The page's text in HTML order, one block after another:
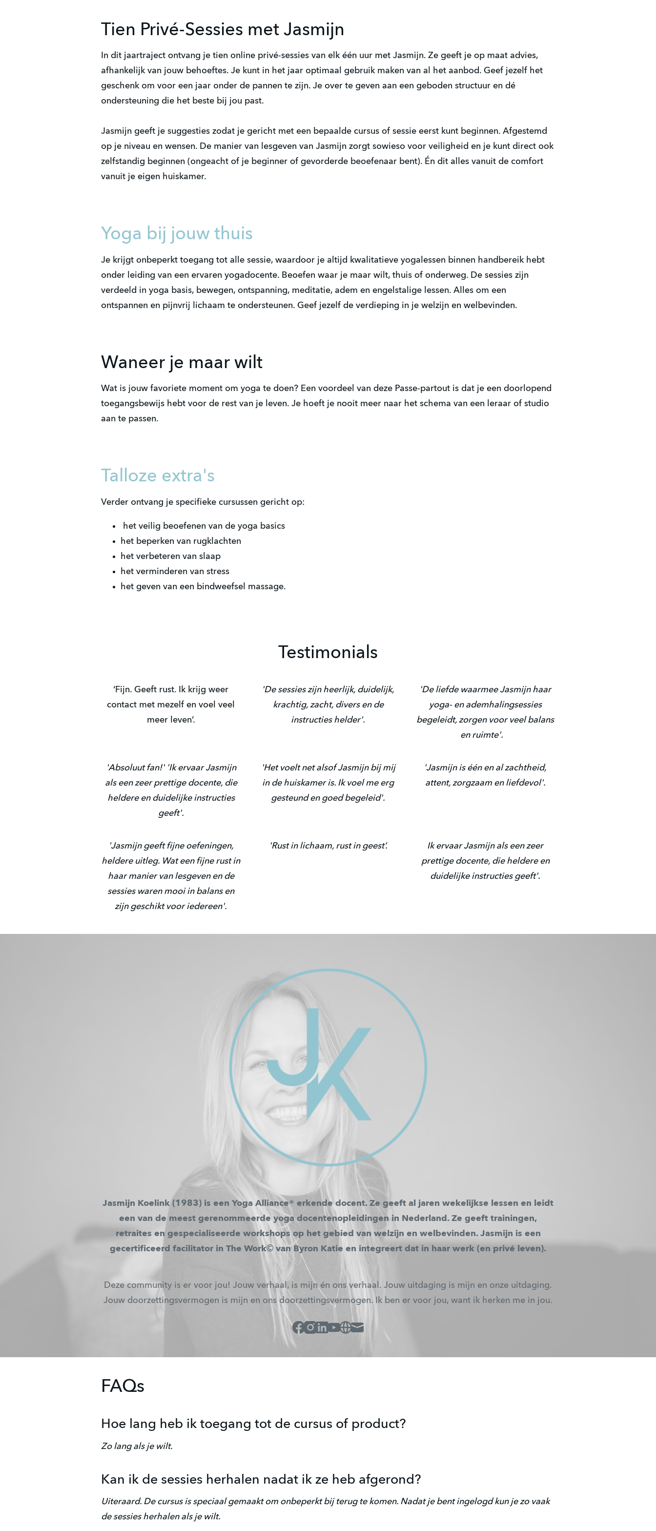
Tien Privé-Sessies met Jasmijn
In dit jaartraject ontvang je tien online privé-sessies van elk één uur met Jasmijn. Ze geeft je op maat advies,
afhankelijk van jouw behoeftes. Je kunt in het jaar optimaal gebruik maken van al het aanbod. Geef jezelf het
geschenk om voor een jaar onder de pannen te zijn. Je over te geven aan een geboden structuur en dé
ondersteuning die het beste bij jou past.
Jasmijn geeft je suggesties zodat je gericht met een bepaalde cursus of sessie eerst kunt beginnen. Afgestemd
op je niveau en wensen. De manier van lesgeven van Jasmijn zorgt sowieso voor veiligheid en je kunt direct ook
zelfstandig beginnen (ongeacht of je beginner of gevorderde beoefenaar bent). Én dit alles vanuit de comfort
vanuit je eigen huiskamer.
Yoga bij jouw thuis
Je krijgt onbeperkt toegang tot alle sessie, waardoor je altijd kwalitatieve yogalessen binnen handbereik hebt
onder leiding van een ervaren yogadocente. Beoefen waar je maar wilt, thuis of onderweg. De sessies zijn
verdeeld in yoga basis, bewegen, ontspanning, meditatie, adem en engelstalige lessen. Alles om een
ontspannen en pijnvrij lichaam te ondersteunen. Geef jezelf de verdieping in je welzijn en welbevinden.
Waneer je maar wilt
Wat is jouw favoriete moment om yoga te doen? Een voordeel van deze Passe-partout is dat je een doorlopend
toegangsbewijs hebt voor de rest van je leven. Je hoeft je nooit meer naar het schema van een leraar of studio
aan te passen.
Talloze extra's
Verder ontvang je specifieke cursussen gericht op:
het veilig beoefenen van de yoga basics
het beperken van rugklachten
het verbeteren van slaap
het verminderen van stress
het geven van een bindweefsel massage.
Testimonials
‘Fijn. Geeft rust. Ik krijg weer
contact met mezelf en voel veel
meer leven’.
'De sessies zijn heerlijk, duidelijk,
krachtig, zacht, divers en de
instructies helder'.
'De liefde waarmee Jasmijn haar
yoga- en ademhalingsessies
begeleidt, zorgen voor veel balans
en ruimte'.
'Absoluut fan!' 'Ik ervaar Jasmijn
als een zeer prettige docente, die
heldere en duidelijke instructies
geeft'.
'Het voelt net alsof Jasmijn bij mij
in de huiskamer is. Ik voel me erg
gesteund en goed begeleid'.
'Jasmijn is één en al zachtheid,
attent, zorgzaam en liefdevol'.
'Jasmijn geeft fijne oefeningen,
heldere uitleg. Wat een fijne rust in
haar manier van lesgeven en de
sessies waren mooi in balans en
zijn geschikt voor iedereen'.
'Rust in lichaam, rust in geest’.
Ik ervaar Jasmijn als een zeer
prettige docente, die heldere en
duidelijke instructies geeft'.
Jasmijn Koelink (1983) is een Yoga Alliance® erkende docent. Ze geeft al jaren wekelijkse lessen en leidt
een van de meest gerenommeerde yoga docentenopleidingen in Nederland. Ze geeft trainingen,
retraites en gespecialiseerde workshops op het gebied van welzijn en welbevinden. Jasmijn is een
gecertificeerd facilitator in The Work© van Byron Katie en integreert dat in haar werk (en privé leven).
Deze community is er voor jou! Jouw verhaal, is mijn én ons verhaal. Jouw uitdaging is mijn en onze uitdaging.
Jouw doorzettingsvermogen is mijn en ons doorzettingsvermogen. Ik ben er voor jou, want ik herken me in jou.
Facebook
Instagram
Linked_in
Youtube
Website
Mail
FAQs
Hoe lang heb ik toegang tot de cursus of product?
Zo lang als je wilt.
Kan ik de sessies herhalen nadat ik ze heb afgerond?
Uiteraard. De cursus is speciaal gemaakt om onbeperkt bij terug te komen. Nadat je bent ingelogd kun je zo vaak
de sessies herhalen als je wilt.